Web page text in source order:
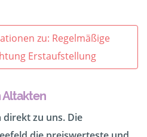
zu: Regelmäßige
Erstaufstellung
Altakten
direkt zu uns. Die